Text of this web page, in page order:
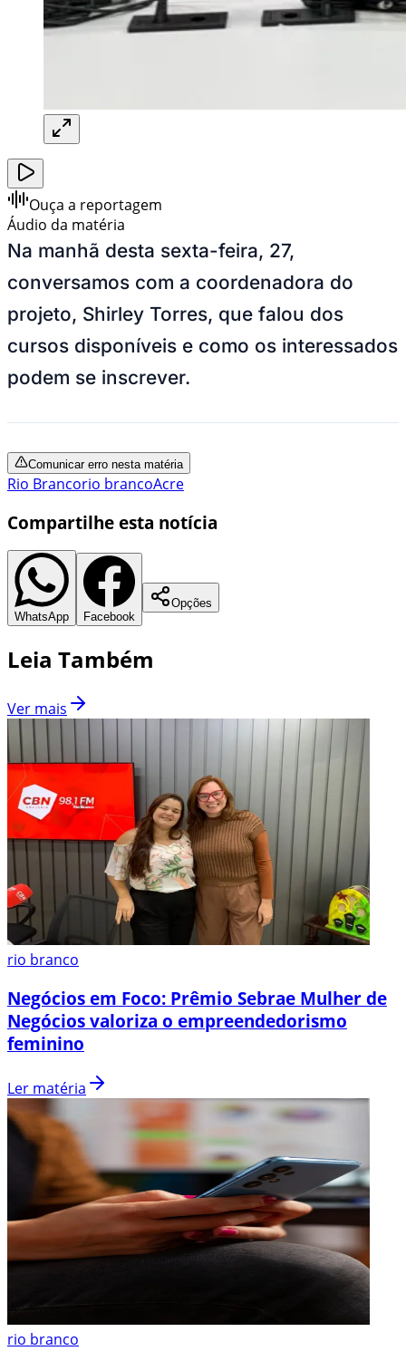
Ouça a reportagem
Áudio da matéria
Na manhã desta sexta-feira, 27,
conversamos com a coordenadora do
projeto, Shirley Torres, que falou dos
cursos disponíveis e como os interessados
podem se inscrever.
Comunicar erro nesta matéria
Rio Brancorio brancoAcre
Compartilhe esta notícia
WhatsApp Facebook
Opções
Leia Também
Ver mais
rio branco
Negócios em Foco: Prêmio Sebrae Mulher de
Negócios valoriza o empreendedorismo
feminino
Ler matéria
rio branco